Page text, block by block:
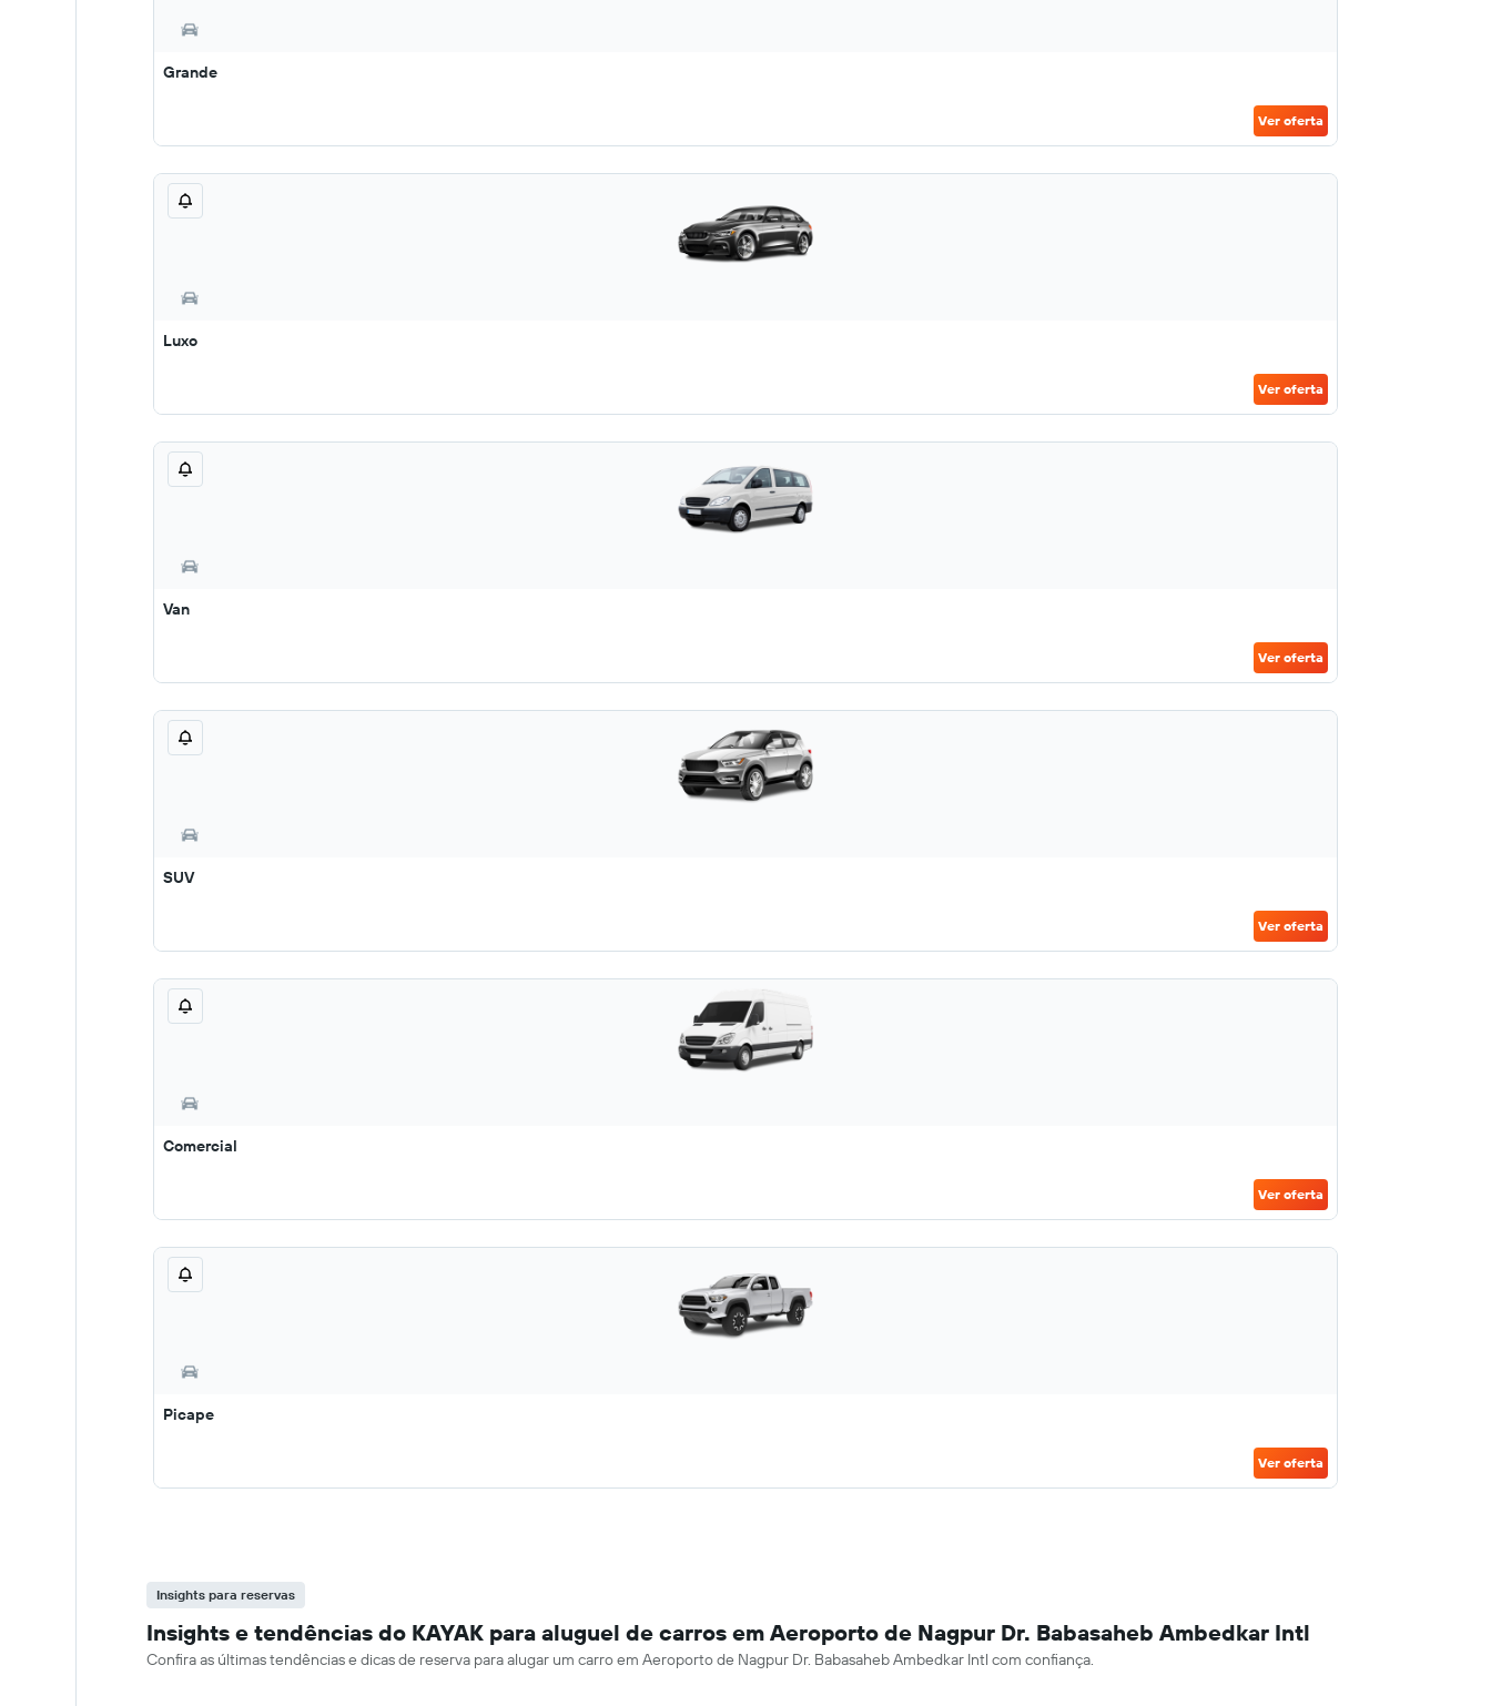
Grande
Ver oferta
Luxo
Ver oferta
Van
Ver oferta
SUV
Ver oferta
Comercial
Ver oferta
Picape
Ver oferta
Insights para reservas
Insights e tendências do KAYAK para aluguel de carros em Aeroporto de Nagpur Dr. Babasaheb Ambedkar Intl
Confira as últimas tendências e dicas de reserva para alugar um carro em Aeroporto de Nagpur Dr. Babasaheb Ambedkar Intl com confiança.